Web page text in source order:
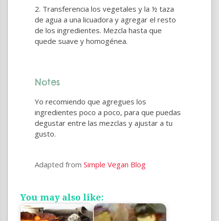
Transferencia los vegetales y la ½ taza
de agua a una licuadora y agregar el resto
de los ingredientes. Mezcla hasta que
quede suave y homogénea.
Notes
Yo recomiendo que agregues los
ingredientes poco a poco, para que puedas
degustar entre las mezclas y ajustar a tu
gusto.
Adapted from Simple Vegan Blog
You may also like: